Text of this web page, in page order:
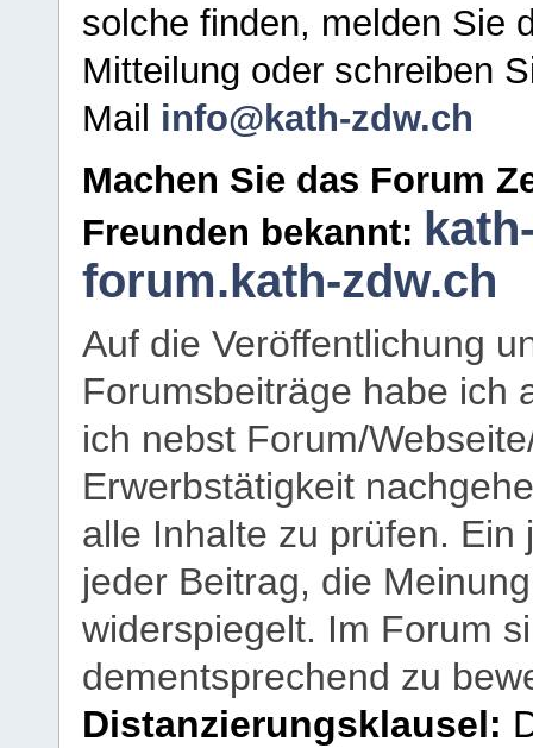
solche finden, melden Sie
Mitteilung oder schreiben
Mail info@kath-zdw.ch
Machen Sie das Forum
Freunden bekannt:
forum.kath-zdw.ch
Auf die Veröffentlichung
Forumsbeiträge habe ich
ich nebst Forum/
Erwerbstätigkeit
alle Inhalte zu prüfen.
jeder Beitrag, die
widerspiegelt. Im Forum
dementsprechend zu
Distanzierungsklausel: